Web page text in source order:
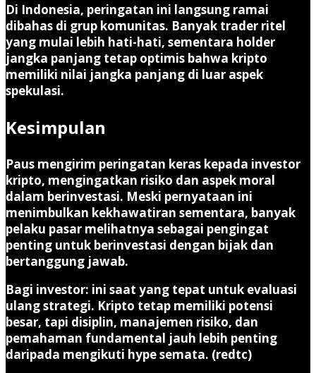
Di Indonesia, peringatan ini langsung ramai
dibahas di grup komunitas. Banyak trader ritel
yang mulai lebih hati-hati, sementara holder
jangka panjang tetap optimis bahwa kripto
memiliki nilai jangka panjang di luar aspek
spekulasi.
Kesimpulan
Paus mengirim peringatan keras kepada investor
kripto, mengingatkan risiko dan aspek moral
dalam berinvestasi. Meski pernyataan ini
menimbulkan kekhawatiran sementara, banyak
pelaku pasar melihatnya sebagai pengingat
penting untuk berinvestasi dengan bijak dan
bertanggung jawab.
Bagi investor: ini saat yang tepat untuk evaluasi
ulang strategi. Kripto tetap memiliki potensi
besar, tapi disiplin, manajemen risiko, dan
pemahaman fundamental jauh lebih penting
daripada mengikuti hype semata. (redtc)